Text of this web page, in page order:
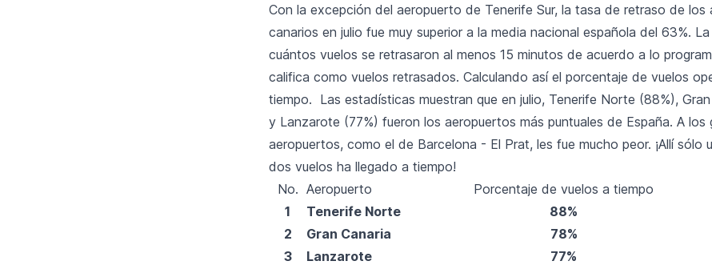
Con la excepción del aeropuerto de Tenerife Sur, la tasa de retraso de los
canarios en julio fue muy superior a la media nacional española del 63%.
cuántos vuelos se retrasaron al menos 15 minutos de acuerdo a lo
califica como vuelos retrasados. Calculando así el porcentaje de vuelos
tiempo. Las estadísticas muestran que en julio, Tenerife Norte (88%), Gran
y Lanzarote (77%) fueron los aeropuertos más puntuales de España. A los
aeropuertos, como el de Barcelona - El Prat, les fue mucho peor. ¡Allí sólo
dos vuelos ha llegado a tiempo!
No. Aeropuerto
Porcentaje de vuelos a tiempo
1
Tenerife Norte
88%
2
Gran Canaria
78%
3
Lanzarote
77%